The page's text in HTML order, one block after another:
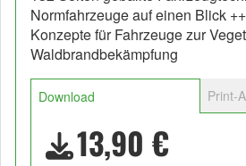
Normfahrzeuge auf einen Blick
Konzepte für Fahrzeuge zur
Waldbrandbekämpfung
Download Print-
13,90 €